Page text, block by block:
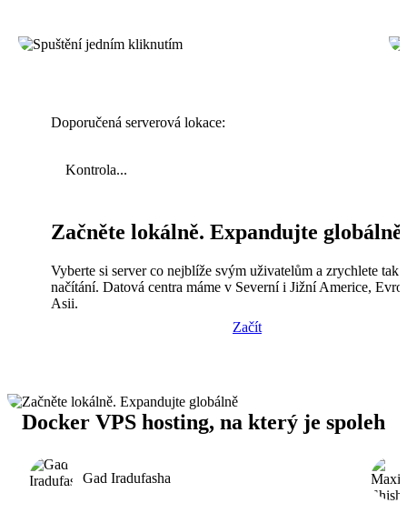
Doporučená serverová lokace:
Kontrola...
Začněte lokálně. Expandujte globálně
Vyberte si server co nejblíže svým uživatelům a zrychlete tak
načítání. Datová centra máme v Severní i Jižní Americe,
Asii.
Začít
Docker VPS hosting, na který je spoleh
Gad Iradufasha